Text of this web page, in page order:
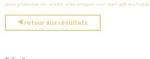
Sous promesse de vente villa unique vue mer 408 m2
retour aux résultats